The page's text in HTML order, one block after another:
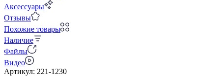
Аксессуары
Отзывы
Похожие товары
Наличие
Файлы
Видео
Артикул: 221-1230